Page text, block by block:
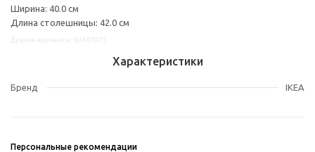
Ширина: 40.0 см
Длина столешницы: 42.0 см
Характеристики
Бренд IKEA
Персональные рекомендации